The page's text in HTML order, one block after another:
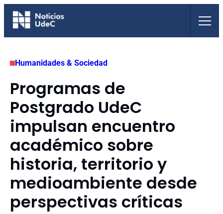
Saltar
Humanidades & Sociedad
Programas de
Postgrado UdeC
impulsan encuentro
académico sobre
historia, territorio y
medioambiente desde
perspectivas críticas